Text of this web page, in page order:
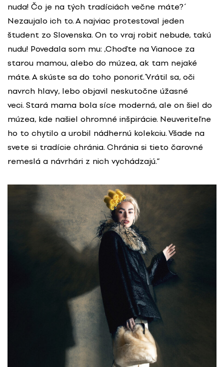
nuda! Čo je na tých tradíciách večne máte?´
Nezaujalo ich to. A najviac protestoval jeden
študent zo Slovenska. On to vraj robiť nebude, takú
nudu! Povedala som mu: ,Choďte na Vianoce za
starou mamou, alebo do múzea, ak tam nejaké
máte. A skúste sa do toho ponoriť.´ Vrátil sa, oči
navrch hlavy, lebo objavil neskutočne úžasné
veci. Stará mama bola síce moderná, ale on šiel do
múzea, kde našiel ohromné inšpirácie. Neuveriteľne
ho to chytilo a urobil nádhernú kolekciu. Všade na
svete si tradície chránia. Chránia si tieto čarovné
remeslá a návrhári z nich vychádzajú.“